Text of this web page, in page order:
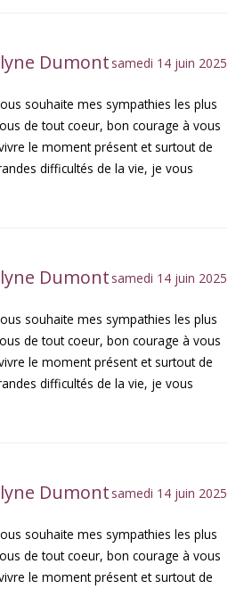
Dumont samedi 14 juin 2025
souhaite mes sympathies les plus
de tout coeur, bon courage à vous
le moment présent et surtout de
difficultés de la vie, je vous
Dumont samedi 14 juin 2025
souhaite mes sympathies les plus
de tout coeur, bon courage à vous
le moment présent et surtout de
difficultés de la vie, je vous
Dumont samedi 14 juin 2025
souhaite mes sympathies les plus
de tout coeur, bon courage à vous
le moment présent et surtout de